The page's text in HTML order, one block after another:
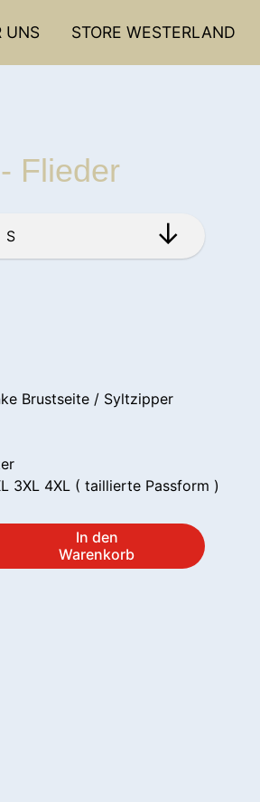
UNS STORE WESTERLAND
Flieder
Brustseite / Syltzipper
3XL 4XL ( taillierte Passform )